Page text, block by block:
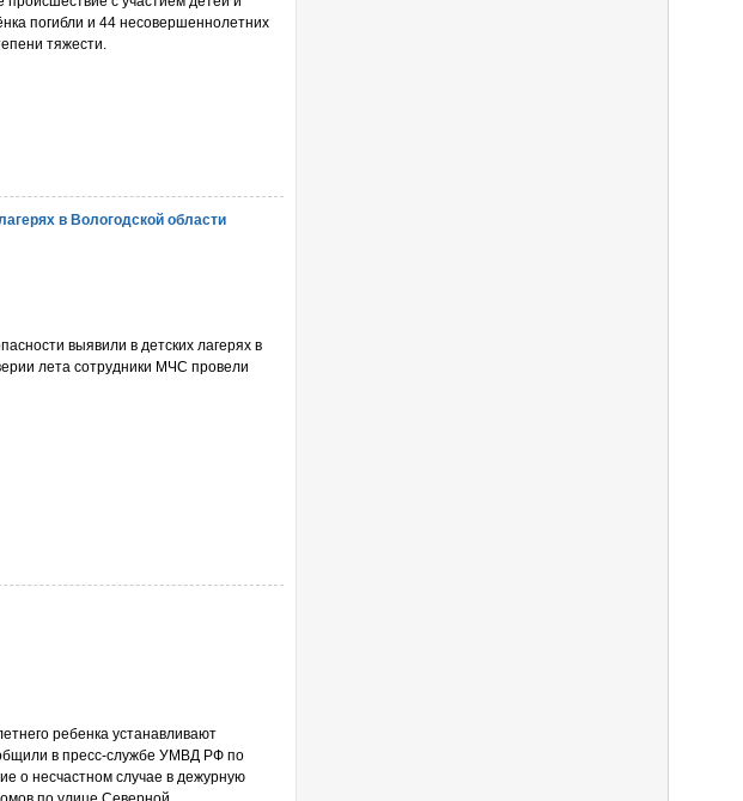
погибли и 44 несовершеннолетних
тяжести.
в Вологодской области
выявили в детских лагерях в
лета сотрудники МЧС провели
ребенка устанавливают
в пресс-службе УМВД РФ по
о несчастном случае в дежурную